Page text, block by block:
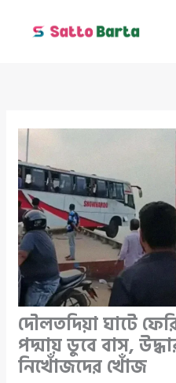
দৌলতদিয়া ঘাটে
পদ্মায় ডুবে বাস,
নিখোঁজদের খোঁজ